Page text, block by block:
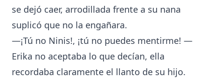
se dejó caer, arrodillada frente a su nana
suplicó que no la engañara.
—¡Tú no Ninis!, ¡tú no puedes mentirme! —
Erika no aceptaba lo que decían, ella
recordaba claramente el llanto de su hijo.